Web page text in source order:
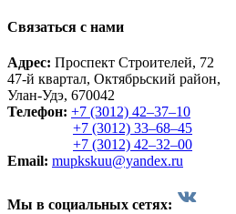
Связаться с нами
Адрес: Проспект Строителей, 72
47-й квартал, Октябрьский район,
Улан-Удэ, 670042
Телефон: +7 (3012) 42‒37‒10
+7 (3012) 33‒68‒45
+7 (3012) 42‒32‒00
Email: mupkskuu@yandex.ru
Мы в социальных сетях: